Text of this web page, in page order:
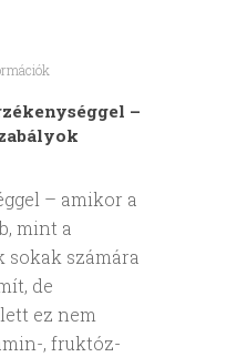
–
– amikor a
mint a
sokak számára
de
ez nem
, fruktóz-